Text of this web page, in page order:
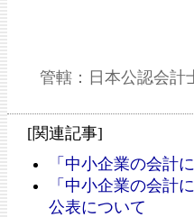
管轄：日本公認会計
[関連記事]
「中小企業の会計
「中小企業の会計
公表について